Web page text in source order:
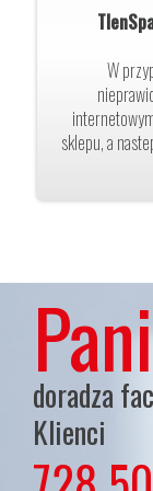
W
sklepu, a
doradza
Klienci